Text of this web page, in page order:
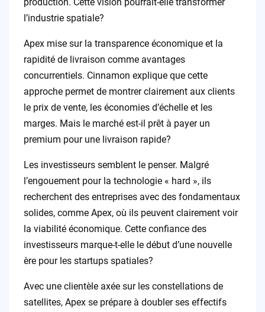
production. Cette vision pourrait-elle transformer
l’industrie spatiale?
Apex mise sur la transparence économique et la
rapidité de livraison comme avantages
concurrentiels. Cinnamon explique que cette
approche permet de montrer clairement aux clients
le prix de vente, les économies d’échelle et les
marges. Mais le marché est-il prêt à payer un
premium pour une livraison rapide?
Les investisseurs semblent le penser. Malgré
l’engouement pour la technologie « hard », ils
recherchent des entreprises avec des fondamentaux
solides, comme Apex, où ils peuvent clairement voir
la viabilité économique. Cette confiance des
investisseurs marque-t-elle le début d’une nouvelle
ère pour les startups spatiales?
Avec une clientèle axée sur les constellations de
satellites, Apex se prépare à doubler ses effectifs